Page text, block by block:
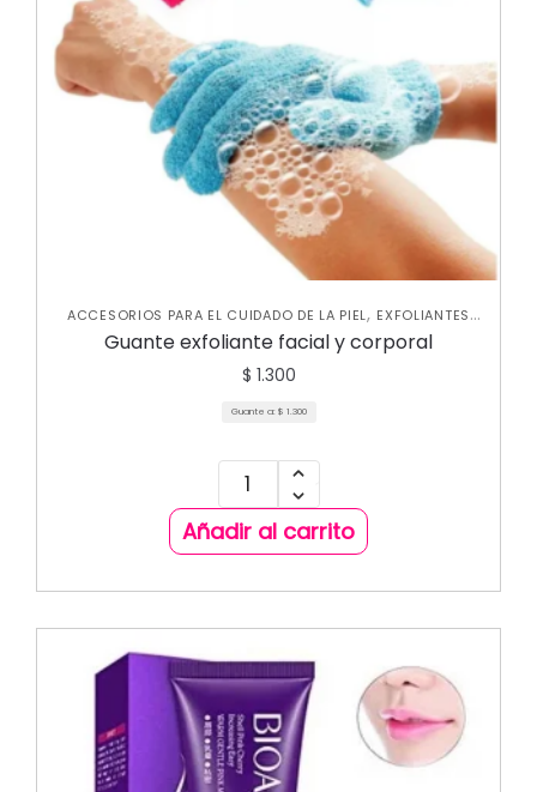
ACCESORIOS PARA EL CUIDADO DE LA PIEL, EXFOLIANTES
CORPORALES
JABONES Y EXFOLIANTES
SKIN CARE
CORPORAL,SKIN CARE FACIAL
Guante exfoliante facial y corporal
$ 1.300
Guante a: $ 1.300
Añadir al carrito